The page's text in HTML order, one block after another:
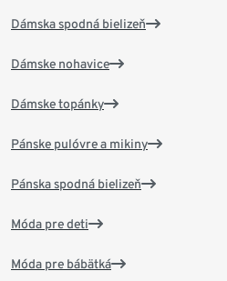
Dámska spodná bielizeň
Dámske nohavice
Dámske topánky
Pánske pulóvre a mikiny
Pánska spodná bielizeň
Móda pre deti
Móda pre bábätká